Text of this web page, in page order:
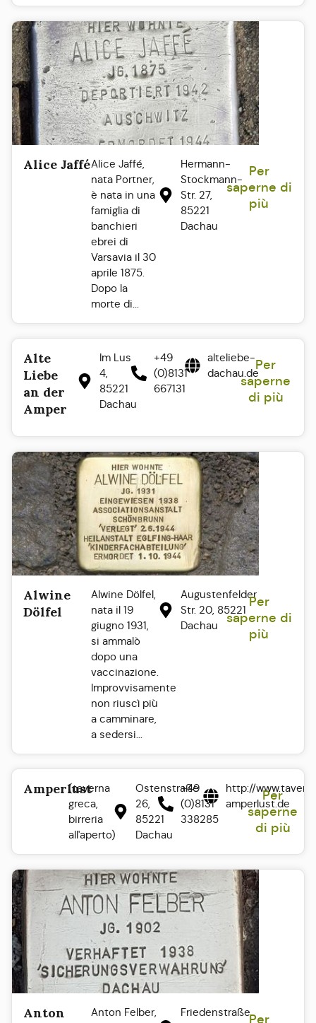
Alice JafféAlice Jaffé,
nata Portner,
è nata in una
famiglia di
banchieri
ebrei di
Varsavia il 30
aprile 1875.
Dopo la
morte di...
Hermann-
Stockmann-
Str. 27,
85221
Dachau
Per
saperne di
più
Alte
Liebe
an der
Amper
Im Lus
4,
85221
Dachau
+49
(0)8131
667131
alteliebe-
dachau.de
Per
saperne
di più
Alwine
Dölfel
Alwine Dölfel,
nata il 19
giugno 1931,
si ammalò
dopo una
vaccinazione.
Improvvisamente
non riuscì più
a camminare,
a sedersi...
Augustenfelder
Str. 20, 85221
Dachau
Per
saperne di
più
Amperlust
(taverna
greca,
birreria
all'aperto)
Ostenstraße
26,
85221
Dachau
+49
(0)8131
338285
http://
amperlust.de
Per
saperne
di più
Anton
Anton Felber,
FriedenstraßePer